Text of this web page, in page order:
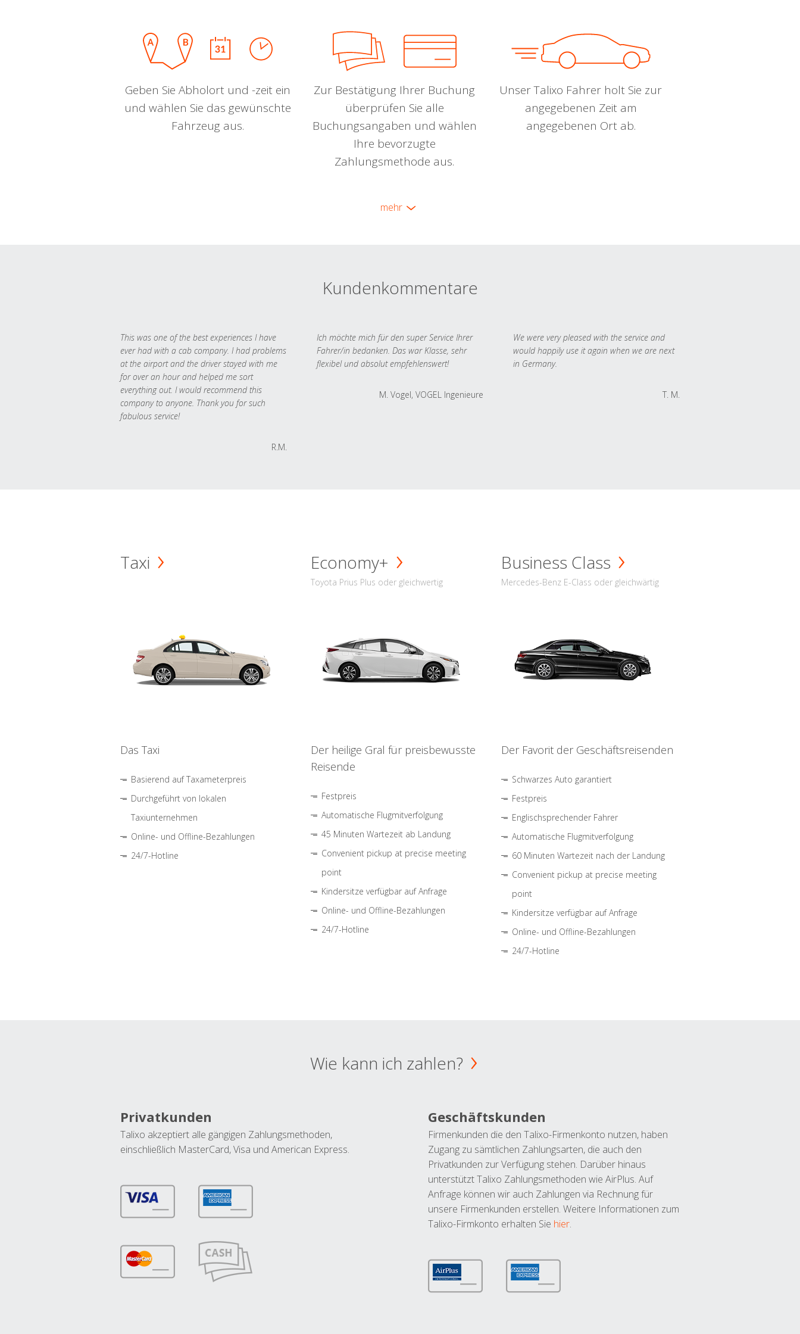
Geben Sie Abholort und -zeit ein
und wählen Sie das gewünschte
Fahrzeug aus.
Zur Bestätigung Ihrer Buchung
überprüfen Sie alle
Buchungsangaben und wählen
Ihre bevorzugte
Zahlungsmethode aus.
Unser Talixo Fahrer holt Sie zur
angegebenen Zeit am
angegebenen Ort ab.
mehr
Kundenkommentare
This was one of the best experiences I have
ever had with a cab company. I had problems
at the airport and the driver stayed with me
for over an hour and helped me sort
everything out. I would recommend this
company to anyone. Thank you for such
fabulous service!
R.M.
Ich möchte mich für den super Service Ihrer
Fahrer/in bedanken. Das war Klasse, sehr
flexibel und absolut empfehlenswert!
M. Vogel, VOGEL Ingenieure
We were very pleased with the service and
would happily use it again when we are next
in Germany.
T. M.
Taxi
Das Taxi
Basierend auf Taxameterpreis
Durchgeführt von lokalen
Taxiunternehmen
Online- und Offline-Bezahlungen
24/7-Hotline
Economy+
Toyota Prius Plus oder gleichwertig
Der heilige Gral für preisbewusste
Reisende
Festpreis
Automatische Flugmitverfolgung
45 Minuten Wartezeit ab Landung
Convenient pickup at precise meeting
point
Kindersitze verfügbar auf Anfrage
Online- und Offline-Bezahlungen
24/7-Hotline
Business Class
Mercedes-Benz E-Class oder gleichwärtig
Der Favorit der Geschäftsreisenden
Schwarzes Auto garantiert
Festpreis
Englischsprechender Fahrer
Automatische Flugmitverfolgung
60 Minuten Wartezeit nach der Landung
Convenient pickup at precise meeting
point
Kindersitze verfügbar auf Anfrage
Online- und Offline-Bezahlungen
24/7-Hotline
Wie kann ich zahlen?
Privatkunden
Talixo akzeptiert alle gängigen Zahlungsmethoden,
einschließlich MasterCard, Visa und American Express.
Geschäftskunden
Firmenkunden die den Talixo-Firmenkonto nutzen, haben
Zugang zu sämtlichen Zahlungsarten, die auch den
Privatkunden zur Verfügung stehen. Darüber hinaus
unterstützt Talixo Zahlungsmethoden wie AirPlus. Auf
Anfrage können wir auch Zahlungen via Rechnung für
unsere Firmenkunden erstellen. Weitere Informationen zum
Talixo-Firmkonto erhalten Sie hier.